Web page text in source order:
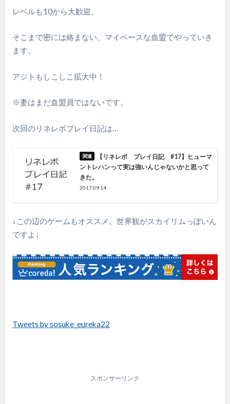
レベルも10から大歓迎。
そこまで密には絡まない、マイペースな血盟でやっていき
ます。
アジトもしこしこ拡大中！
※妻はまだ血盟員ではないです。
次回のリネレボプレイ日記は…
【リネレボ プレイ日記 #17】ヒューマ
ントレハンって実は強いんじゃないかと思って
きた。
2017.09.14
↓この辺のゲームもオススメ。世界観がスカイリムっぽいん
ですよ↓
Tweets by sosuke_eureka22
スポンサーリンク